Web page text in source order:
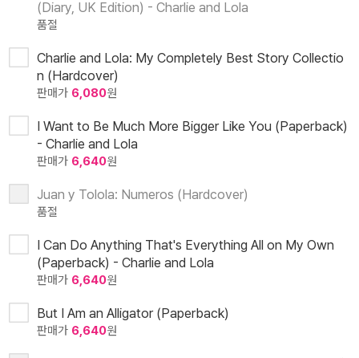
(Diary, UK Edition) - Charlie and Lola
품절
Charlie and Lola: My Completely Best Story Collectio
n (Hardcover)
판매가 6,080원
I Want to Be Much More Bigger Like You (Paperback)
- Charlie and Lola
판매가 6,640원
Juan y Tolola: Numeros (Hardcover)
품절
I Can Do Anything That's Everything All on My Own
(Paperback) - Charlie and Lola
판매가 6,640원
But I Am an Alligator (Paperback)
판매가 6,640원